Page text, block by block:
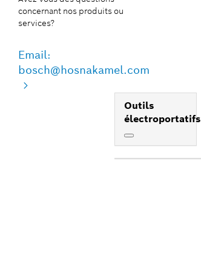
concernant nos produits ou
services?
Email:
bosch@hosnakamel.com
Outils
électroportatifs